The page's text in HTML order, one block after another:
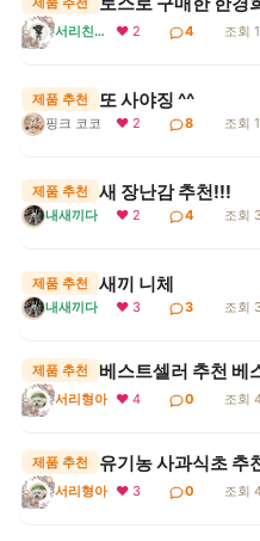
서리친구 흑임자 🤗😎🫡 ❤ 2 4 조회
제품 추천 또 사야징 ^^
핑크 코코 ❤ 2 8 조회
제품 추천 새 장난감 추천!!!
내새끼다 ❤ 2 4 조회
제품 추천 새끼 니체
내새끼다 ❤ 3 3 조회
제품 추천
서리형아 ❤ 4 0 조회
제품 추천
서리형아 ❤ 3 0 조회